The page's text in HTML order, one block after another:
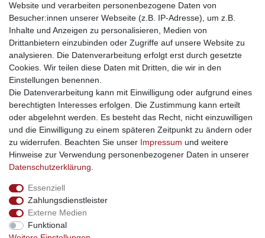
traumlampen- Lampen und Kronleuchter
kinderwagencenter- Exklusive und günstige Kinderwagen
gastrogeraete24- alles für Gastronomie und Imbiss
soziale Medien
Facebook
sicher einkaufen
Sichere Bestellung und Zahlung via SSL Verschlüsselung
Website und verarbeiten personenbezogene Daten von
Besucher:innen unserer Webseite (z.B. IP-Adresse), um z.B.
Inhalte und Anzeigen zu personalisieren, Medien von
Drittanbietern einzubinden oder Zugriffe auf unsere Website zu
analysieren. Die Datenverarbeitung erfolgt erst durch gesetzte
Cookies. Wir teilen diese Daten mit Dritten, die wir in den
Einstellungen benennen.
Die Datenverarbeitung kann mit Einwilligung oder aufgrund eines
berechtigten Interesses erfolgen. Die Zustimmung kann erteilt
oder abgelehnt werden. Es besteht das Recht, nicht einzuwilligen
und die Einwilligung zu einem späteren Zeitpunkt zu ändern oder
zu widerrufen. Beachten Sie unser Impressum und weitere
Hinweise zur Verwendung personenbezogener Daten in unserer
Daten­schutz­erklärung
Essenziell
Zahlungsdienstleister
Externe Medien
Funktional
Widerrufs­recht Widerrufs­formular